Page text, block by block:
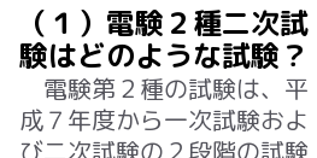
（１）電験２種二次試
験はどのような試験？
電験第２種の試験は、平
成７年度から一次試験およ
び二次試験の２段階の試験